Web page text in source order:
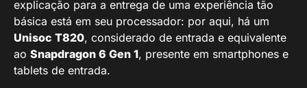
explicação para a entrega de uma experiência tão
básica está em seu processador: por aqui, há um
Unisoc T820, considerado de entrada e equivalente
ao Snapdragon 6 Gen 1, presente em smartphones e
tablets de entrada.